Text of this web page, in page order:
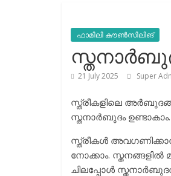
ഫാമിലി കൗൺസിലിങ്
21 July 2025 Super
സ്ത്രീകളിലെ
സ്തനാര്‍ബുദം ഉണ്ടാകാം.
സ്ത്രീകള്‍
നോക്കാം.
ചിലപ്പോള്‍